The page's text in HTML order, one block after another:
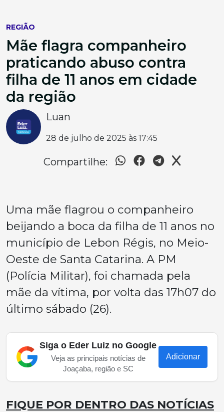
REGIÃO
Mãe flagra companheiro
praticando abuso contra
filha de 11 anos em cidade
da região
Luan
28 de julho de 2025 às 17:45
Compartilhe:
Uma mãe flagrou o companheiro
beijando a boca da filha de 11 anos no
município de Lebon Régis, no Meio-
Oeste de Santa Catarina. A PM
(Polícia Militar), foi chamada pela
mãe da vítima, por volta das 17h07 do
último sábado (26).
Siga o Eder Luiz no Google
Veja as principais notícias de
Joaçaba, região e SC
Adicionar
FIQUE POR DENTRO DAS NOTÍCIAS